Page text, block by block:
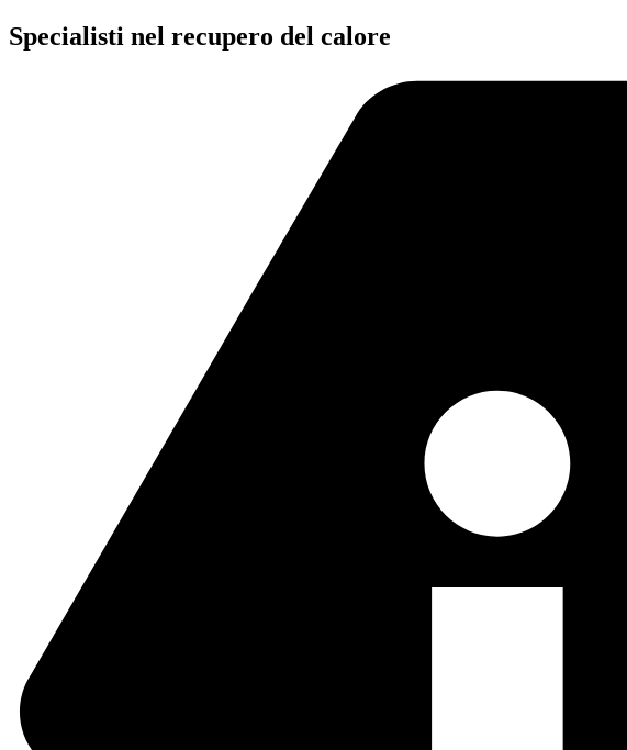
Salta
al
Specialisti nel recupero del calore